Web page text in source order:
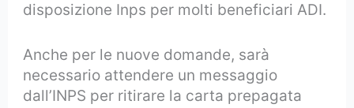
disposizione Inps per molti beneficiari ADI.
Anche per le nuove domande, sarà
necessario attendere un messaggio
dall’INPS per ritirare la carta prepagata